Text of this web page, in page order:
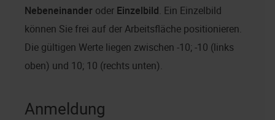
Nebeneinander oder Einzelbild. Ein Einzelbild
können Sie frei auf der Arbeitsfläche positionieren.
Die gültigen Werte liegen zwischen -10; -10 (links
oben) und 10; 10 (rechts unten).
Anmeldung